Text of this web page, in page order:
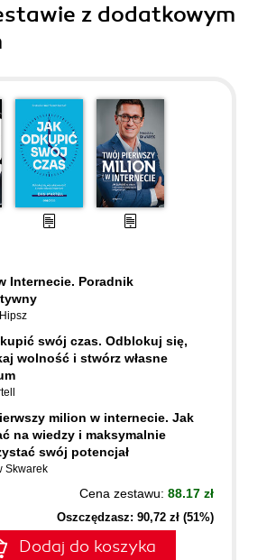
z dodatkowym
Internecie. Poradnik
swój czas. Odblokuj się,
wolność i stwórz własne
milion w internecie. Jak
na wiedzy i maksymalnie
swój potencjał
Skwarek
Cena zestawu: 88.17 zł
Oszczędzasz: 90,72 zł (51%)
Dodaj do koszyka